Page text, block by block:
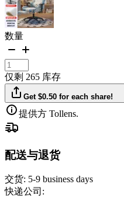
数量
仅剩 265 库存
Get $0.50 for each share!
提供方 Tollens.
配送与退货
交货: 5-9 business days
快递公司: